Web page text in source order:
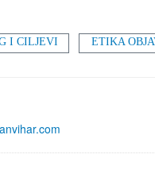
I CILJEVI ETIKA